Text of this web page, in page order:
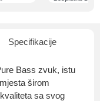
Specifikacije
Bass zvuk, istu
širom
sa svog
O nama